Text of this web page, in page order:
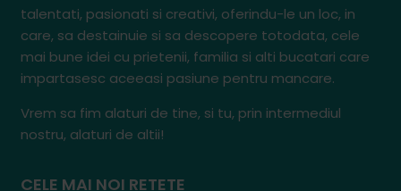
talentati, pasionati si creativi, oferindu-le un loc, in
care, sa destainuie si sa descopere totodata, cele
mai bune idei cu prietenii, familia si alti bucatari care
impartasesc aceeasi pasiune pentru mancare.
Vrem sa fim alaturi de tine, si tu, prin intermediul
nostru, alaturi de altii!
CELE MAI NOI RETETE